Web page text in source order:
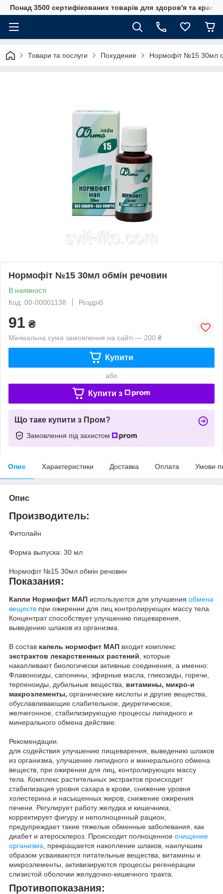
Понад 3500 сертифікованих товарів для здоров'я та краси
Товари та послуги Похудение Нормофіт №15 30мл
Нормофіт №15 30мл обмін речовин
В наявності
Код: 00-00001138
Роздріб
91 ₴
Мінімальна сума замовлення на сайті — 200 ₴
Купити
або
Купити з
Що таке купити з Пром?
Замовлення під захистом
Опис Характеристики Доставка Оплата Умови
Опис
Производитель:
Фитолайн
Форма выпуска: 30 мл
Нормофіт №15 30мл обмін речовин
Показания:
Капли Нормофит МАП используются для улучшения обмена
веществ при ожирении для лиц контролирующих массу тела.
Концентрат способствует улучшению пищеварения,
выведению шлаков из организма.
В состав капель нормофит МАП входит комплекс
экстрактов лекарственных растений , которые
накапливают биологически активные соединения, а именно:
Флавоноиды, сапонины, эфирные масла, гликозиды, горечи,
терпеноиды, дубильные вещества, витамины, микро-и
макроэлементы, органические кислоты и другие вещества,
обуславливающие слабительное, диуретическое,
желчегонное, стабилизирующую процессы липидного и
минерального обмена действие.
Рекомендации.
для содействия улучшению пищеварения, выведению шлаков
из организма, улучшение липидного и минерального обмена
веществ, при ожирении для лиц, контролирующих массу
тела. Комплекс растительных экстрактов происходит
стабилизация уровня сахара в крови, снижение уровня
холестерина и насыщенных жиров, снижение ожирения
печени. Регулирует работу желудка и кишечника,
корректирует фигуру и неполноценный рацион,
предупреждает такие тяжелые обменные заболевания, как
диабет и атеросклероз. Происходит полноценное очищение
организма , прекращается накопление шлаков, наилучшим
образом усваиваются питательные вещества, витамины и
микроэлементы, активизируются процессы регенерации
слизистой оболочки желудочно-кишечного тракта.
Противопоказания: